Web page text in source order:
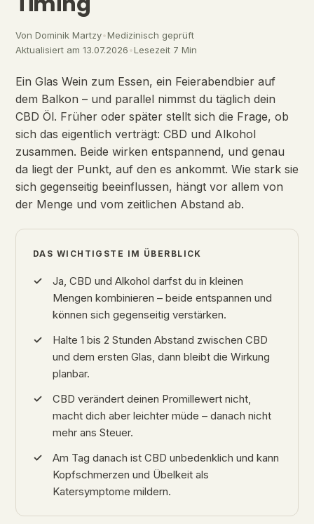
Von Dominik Martzy•Medizinisch geprüft
Aktualisiert am 13.07.2026•Lesezeit 7 Min
Ein Glas Wein zum Essen, ein Feierabendbier auf
dem Balkon – und parallel nimmst du täglich dein
CBD Öl. Früher oder später stellt sich die Frage, ob
sich das eigentlich verträgt: CBD und Alkohol
zusammen. Beide wirken entspannend, und genau
da liegt der Punkt, auf den es ankommt. Wie stark sie
sich gegenseitig beeinflussen, hängt vor allem von
der Menge und vom zeitlichen Abstand ab.
DAS WICHTIGSTE IM ÜBERBLICK
Ja, CBD und Alkohol darfst du in kleinen
Mengen kombinieren – beide entspannen und
können sich gegenseitig verstärken.
Halte 1 bis 2 Stunden Abstand zwischen CBD
und dem ersten Glas, dann bleibt die Wirkung
planbar.
CBD verändert deinen Promillewert nicht,
macht dich aber leichter müde – danach nicht
mehr ans Steuer.
Am Tag danach ist CBD unbedenklich und kann
Kopfschmerzen und Übelkeit als
Katersymptome mildern.